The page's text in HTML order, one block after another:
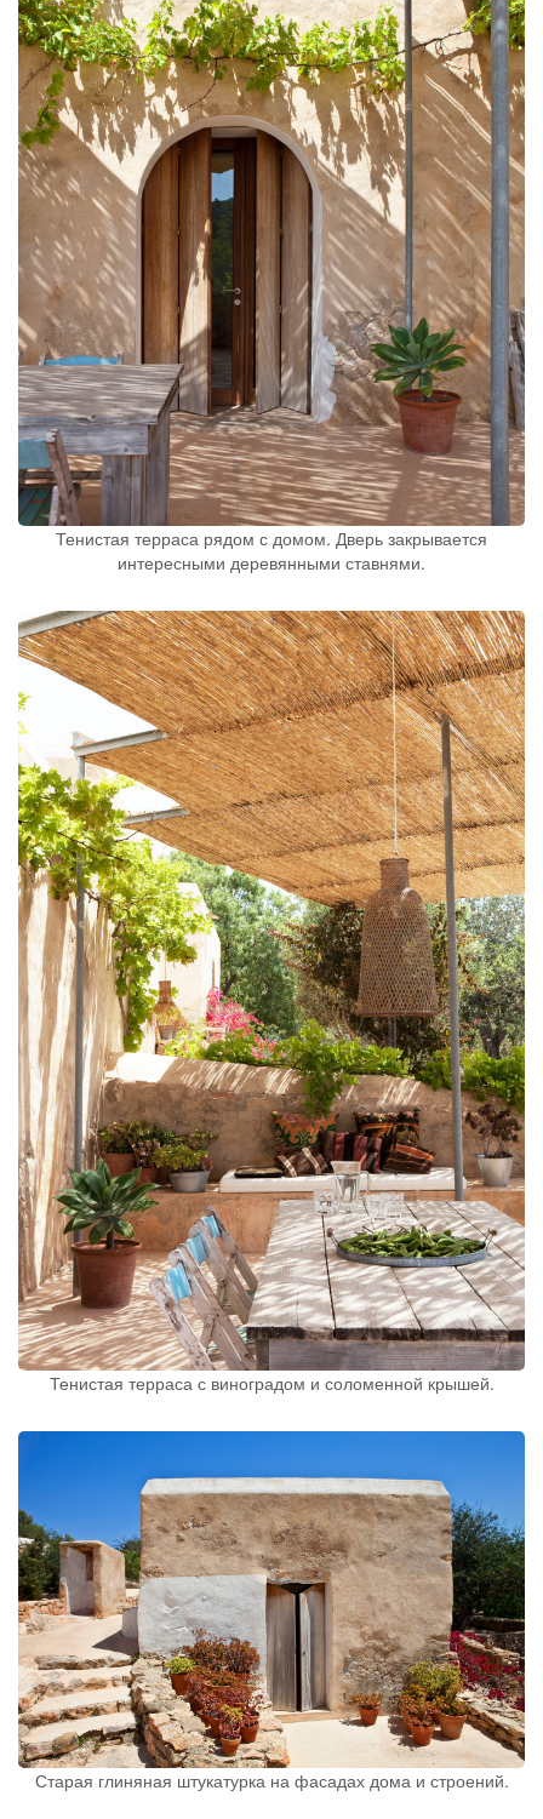
Тенистая терраса рядом с домом. Дверь закрывается
интересными деревянными ставнями.
Тенистая терраса с виноградом и соломенной крышей.
Старая глиняная штукатурка на фасадах дома и строений.